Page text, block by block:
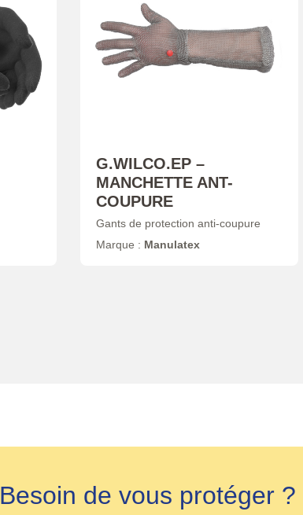
G.WILCO.EP –
MANCHETTE ANT-
COUPURE
Gants de protection anti-coupure
Marque : Manulatex
Besoin de vous protéger ?